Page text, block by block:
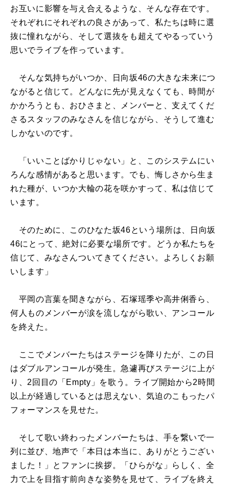
お互いに影響を与え合えるような、そんな存在です。
それぞれにそれぞれの良さがあって、私たちは時に選
抜に憧れながら、そして選抜をも超えてやるっていう
思いでライブを作っています。
そんな気持ちがいつか、日向坂46の大きな未来につ
ながると信じて。どんなに先が見えなくても、時間が
かかろうとも、おひさまと、メンバーと、支えてくだ
さるスタッフのみなさんを信じながら、そうして進む
しかないのです。
「いいことばかりじゃない」と、このシステムにい
ろんな感情があると思います。でも、悔しさから生ま
れた種が、いつか大輪の花を咲かすって、私は信じて
います。
そのために、このひなた坂46という場所は、日向坂
46にとって、絶対に必要な場所です。どうか私たちを
信じて、みなさんついてきてください。よろしくお願
いします」
平岡の言葉を聞きながら、石塚瑶季や高井俐香ら、
何人ものメンバーが涙を流しながら歌い、アンコール
を終えた。
ここでメンバーたちはステージを降りたが、この日
はダブルアンコールが発生。急遽再びステージに上が
り、2回目の「Empty」を歌う。ライブ開始から2時間
以上が経過しているとは思えない、気迫のこもったパ
フォーマンスを見せた。
そして歌い終わったメンバーたちは、手を繋いで一
列に並び、地声で「本日は本当に、ありがとうござい
ました！」とファンに挨拶。「ひらがな」らしく、全
力で上を目指す前向きな姿勢を見せて、ライブを終え